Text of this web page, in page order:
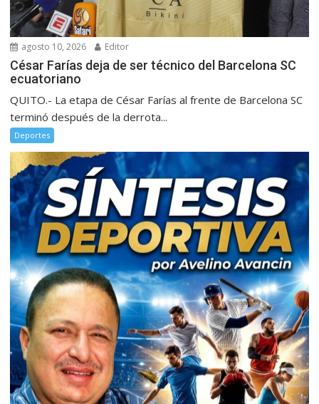
agosto 10, 2026 Editor
César Farías deja de ser técnico del Barcelona SC
ecuatoriano
QUITO.- La etapa de César Farías al frente de Barcelona SC
terminó después de la derrota...
Deportes